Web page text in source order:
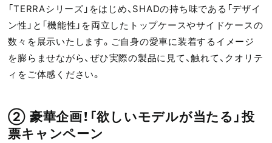
「TERRAシリーズ」をはじめ、SHADの持ち味である「デザイ
ン性」と「機能性」を両立したトップケースやサイドケースの
数々を展示いたします。ご自身の愛車に装着するイメージ
を膨らませながら、ぜひ実際の製品に見て、触れて、クオリテ
ィをご体感ください。
② 豪華企画！「欲しいモデルが当たる」投
票キャンペーン